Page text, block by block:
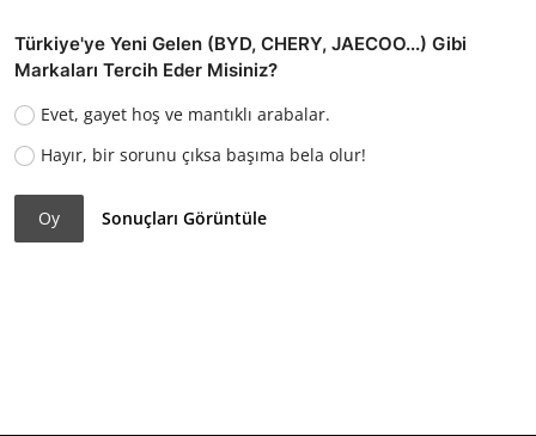
Türkiye'ye Yeni Gelen (BYD, CHERY, JAECOO...) Gibi
Markaları Tercih Eder Misiniz?
Evet, gayet hoş ve mantıklı arabalar.
Hayır, bir sorunu çıksa başıma bela olur!
Oy Sonuçları Görüntüle